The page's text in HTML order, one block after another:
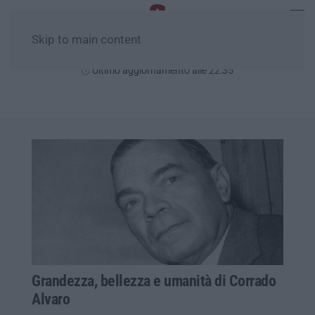
Skip to main content
Ultimo aggiornamento alle 22:35
Grandezza, bellezza e umanità di Corrado
Alvaro